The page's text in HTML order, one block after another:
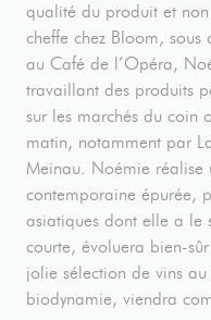
qualité du produit et
cheffe chez Bloom, sous
au Café de l’Opéra,
travaillant des produits
sur les marchés du coin
matin, notamment par
Meinau. Noémie réalise
contemporaine épurée,
asiatiques dont elle a le
courte, évoluera bien-
jolie sélection de vins
biodynamie, viendra